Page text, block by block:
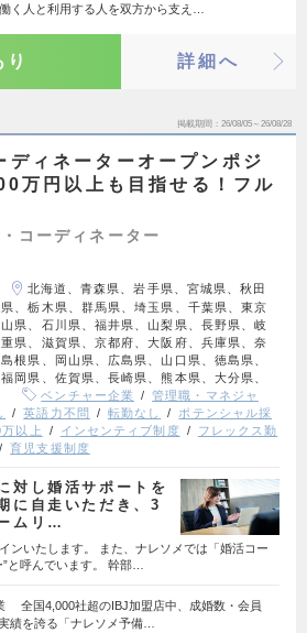
く人と利用する人を双方から支え…
詳細へ
掲載期間 26/08/05～26/08/28
ディネーターオープンポジ
万円以上も目指せる！フル
コーディネーター
北海道、青森県、岩手県、宮城県、秋田
、栃木県、群馬県、埼玉県、千葉県、東京
県、石川県、福井県、山梨県、長野県、岐
県、滋賀県、京都府、大阪府、兵庫県、奈
根県、岡山県、広島県、山口県、徳島県、
岡県、佐賀県、長崎県、熊本県、大分県、
ベンチャー企業
管理職・マネジャ
英語力不問 転勤なし
ポテンシャル採
以上 インセンティブ制度
フレックス勤
育児支援制度
対し婚活サポートを
に自走いただき、3
ムリ…
ンいたします。 また、ナレソメでは「婚活コー
と呼んでいます。 幹部…
全国4,000社超のIBJ加盟店中、成婚数・会員
績を誇る「ナレソメ予備…